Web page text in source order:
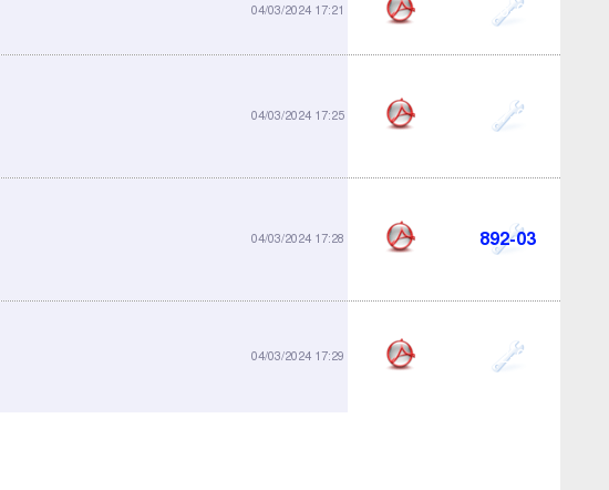
04/03/2024 17:21 816-01
04/03/2024 17:25 827-01
04/03/2024 17:28 892-03
04/03/2024 17:29 892-04